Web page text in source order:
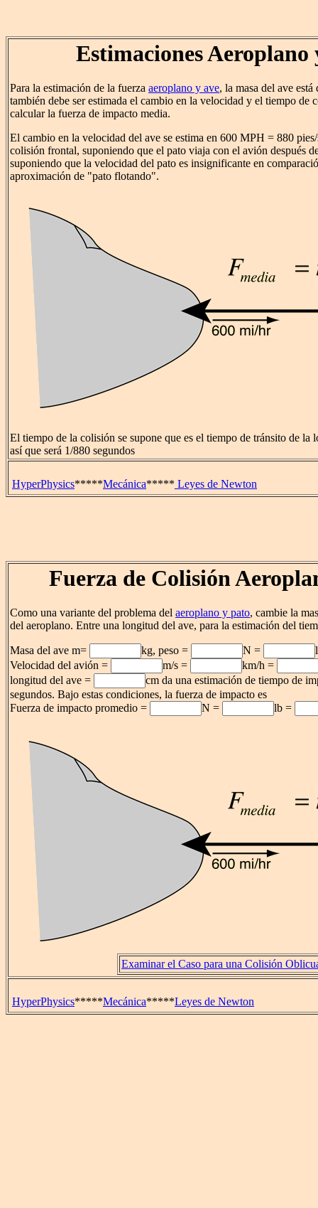
Estimaciones Aeroplano
Para la estimación de la fuerza aeroplano y ave, la masa del ave
también debe ser estimada el cambio en la velocidad y el tiempo de
calcular la fuerza de impacto media.
El cambio en la velocidad del ave se estima en 600 MPH = 880
colisión frontal, suponiendo que el pato viaja con el avión después
suponiendo que la velocidad del pato es insignificante en
aproximación de "pato flotando".
El tiempo de la colisión se supone que es el tiempo de tránsito de la
así que será 1/880 segundos
HyperPhysics*****Mecánica***** Leyes de Newton
Fuerza de Colisión
Como una variante del problema del aeroplano y pato, cambie la
del aeroplano. Entre una longitud del ave, para la estimación del
Masa del ave m= kg, peso = N =
Velocidad del avión =
m/s =
km/h =
longitud del ave =
cm da una estimación de tiempo de
segundos. Bajo estas condiciones, la fuerza de impacto es
Fuerza de impacto promedio =
N = lb =
Examinar el Caso para una Colisión
HyperPhysics*****Mecánica*****Leyes de Newton